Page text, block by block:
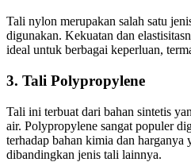
Tali nylon merupakan salah satu
digunakan. Kekuatan dan
ideal untuk berbagai keperluan,
3. Tali Polypropylene
Tali ini terbuat dari bahan sintetis
air. Polypropylene sangat populer
terhadap bahan kimia dan harganya
dibandingkan jenis tali lainnya.